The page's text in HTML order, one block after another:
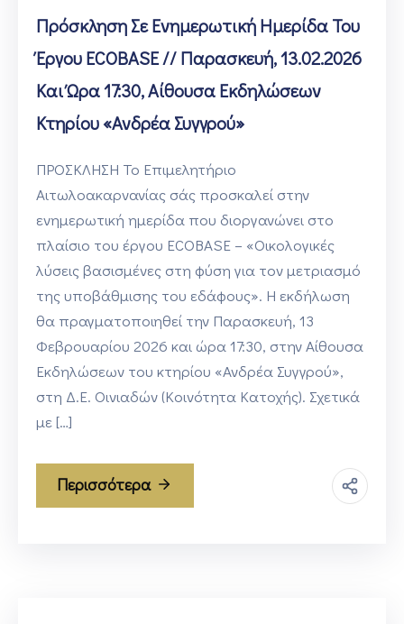
Πρόσκληση Σε Ενημερωτική Ημερίδα Του
Έργου ECOBASE // Παρασκευή, 13.02.2026
Και Ώρα 17:30, Αίθουσα Εκδηλώσεων
Κτηρίου «Ανδρέα Συγγρού»
ΠΡΟΣΚΛΗΣΗ Το Επιμελητήριο
Αιτωλοακαρνανίας σάς προσκαλεί στην
ενημερωτική ημερίδα που διοργανώνει στο
πλαίσιο του έργου ECOBASE – «Οικολογικές
λύσεις βασισμένες στη φύση για τον μετριασμό
της υποβάθμισης του εδάφους». Η εκδήλωση
θα πραγματοποιηθεί την Παρασκευή, 13
Φεβρουαρίου 2026 και ώρα 17:30, στην Αίθουσα
Εκδηλώσεων του κτηρίου «Ανδρέα Συγγρού»,
στη Δ.Ε. Οινιαδών (Κοινότητα Κατοχής). Σχετικά
με […]
Περισσότερα